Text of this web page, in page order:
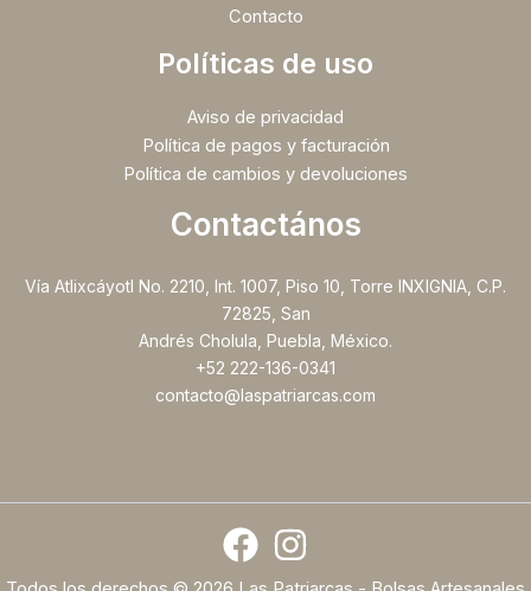
Contacto
Políticas de uso
Aviso de privacidad
Política de pagos y facturación
Política de cambios y devoluciones
Contactános
Vía Atlixcáyotl No. 2210, Int. 1007, Piso 10, Torre INXIGNIA, C.P.
72825, San
Andrés Cholula, Puebla, México.
+52 222-136-0341
contacto@laspatriarcas.com